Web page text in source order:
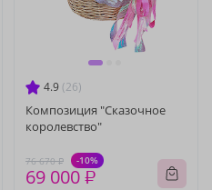
4.9 (26)
Композиция "Сказочное
королевство"
76 670 ₽ -10%
69 000 ₽